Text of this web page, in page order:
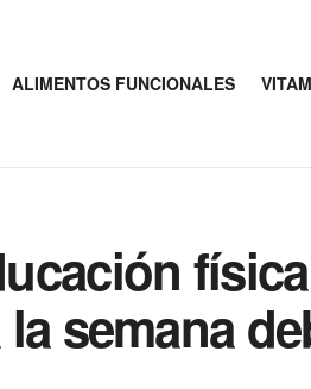
ALIMENTOS FUNCIONALES
semana